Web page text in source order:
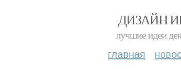
ДИЗАЙН
лучшие идеи
главная